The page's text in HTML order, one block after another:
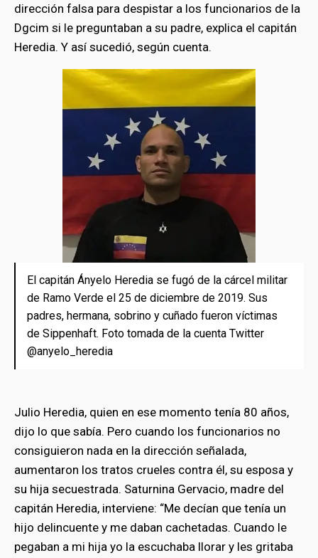
dirección falsa para despistar a los funcionarios de la
Dgcim si le preguntaban a su padre, explica el capitán
Heredia. Y así sucedió, según cuenta.
El capitán Ányelo Heredia se fugó de la cárcel militar
de Ramo Verde el 25 de diciembre de 2019. Sus
padres, hermana, sobrino y cuñado fueron víctimas
de Sippenhaft. Foto tomada de la cuenta Twitter
@anyelo_heredia
Julio Heredia, quien en ese momento tenía 80 años,
dijo lo que sabía. Pero cuando los funcionarios no
consiguieron nada en la dirección señalada,
aumentaron los tratos crueles contra él, su esposa y
su hija secuestrada. Saturnina Gervacio, madre del
capitán Heredia, interviene: “Me decían que tenía un
hijo delincuente y me daban cachetadas. Cuando le
pegaban a mi hija yo la escuchaba llorar y les gritaba